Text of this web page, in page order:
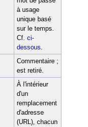
à usage
unique basé
sur le temps.
Cf. ci-
dessous.
Commentaire ;
est retiré.
À l'intérieur
d'un
remplacement
d'adresse
(URL), chacun